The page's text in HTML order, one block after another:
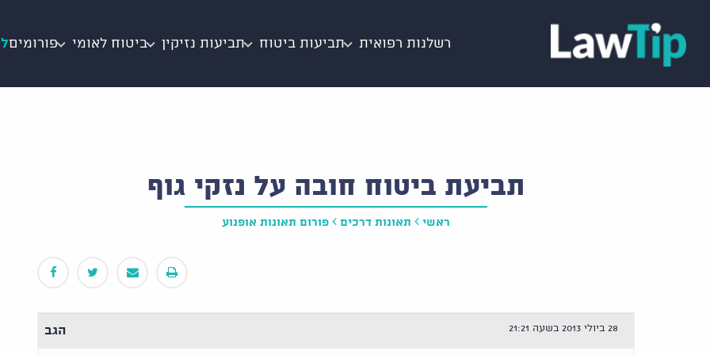
רשלנות רפואית תביעות ביטוח תביעות נזיקין ביטוח לאומי פורומים
תביעת ביטוח חובה על נזקי גוף
ראשי תאונות דרכים פורום תאונות אופנוע
28 ביולי 2013 בשעה 21:21 הגב